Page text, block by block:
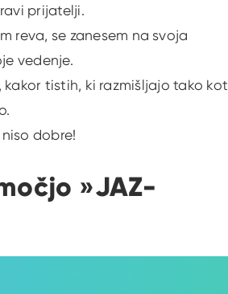
prijatelji.
reva, se zanesem na svoja
vedenje.
tistih, ki razmišljajo tako kot
dobre!
»JAZ-